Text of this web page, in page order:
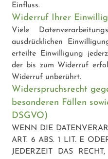
Einfluss.
Widerruf Ihrer
Viele
ausdrücklichen
erteilte Einwilligung
der bis zum Widerruf
Widerruf unberührt.
Widerspruchsrecht
besonderen Fällen
DSGVO)
WENN DIE
ART. 6 ABS. 1 LIT. E
JEDERZEIT DAS